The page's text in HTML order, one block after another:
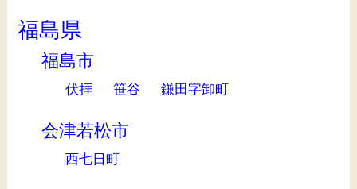
福島県
福島市
伏拝 笹谷 鎌田字卸町
会津若松市
西七日町